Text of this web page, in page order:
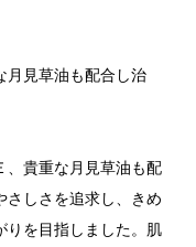
月見草油も配合し治
、貴重な月見草油も配
さしさを追求し、きめ
りを目指しました。肌